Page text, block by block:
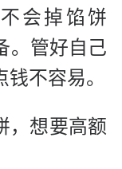
不会掉馅饼
。管好自己
不容易。
，想要高额